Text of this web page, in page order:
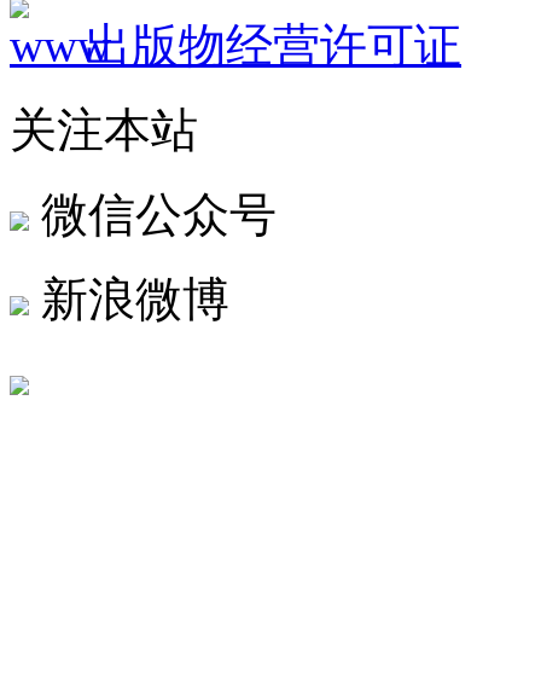
出版物经营许可证
关注本站
微信公众号
新浪微博